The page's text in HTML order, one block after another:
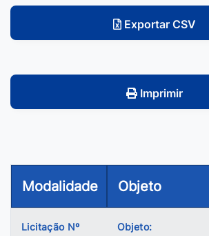
Exportar CSV
Imprimir
Modalidade Objeto
Licitação Nº
Objeto: